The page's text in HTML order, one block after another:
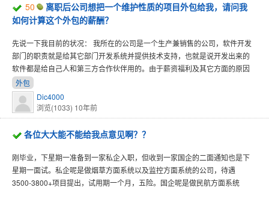
50
离职后公司想把一个维护性质的项目外包给我，请问我
如何计算这个外包的薪酬？
先说一下我目前的状况： 我所在的公司是一个生产兼销售的公司，软件开发
部门的职责就是给其它部门开发系统并提供技术支持，也就是说开发出来的
软件都是给自己人和第三方合作伙伴用的。由于薪资福利及其它方面的原因
外包
Dic4000
浏览(1033) 10年前
各位大大能不能给我点意见啊？？
刚毕业，下星期一准备到一家私企入职，但收到一家国企的二面通知也是下
星期一面试。私企呢是做烟草方面系统以及监控方面系统的公司，待遇
3500-3800+项目提出，试用期一个月，五险。国企呢是做民航方面系统